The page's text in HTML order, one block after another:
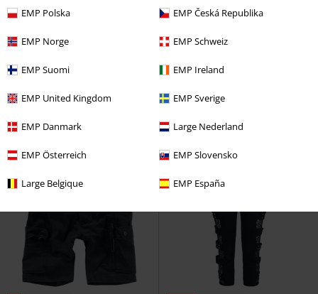
EMP Polska EMP Česká Republika
EMP Norge EMP Schweiz
EMP Suomi EMP Ireland
EMP United Kingdom EMP Sverige
EMP Danmark Large Nederland
EMP Österreich EMP Slovensko
Large Belgique EMP España
PVCÀ partir de
À partir de
EMP Signature Collection
Powerwolf
Short
€ 26,39
Industry Vintage 3/4
Short